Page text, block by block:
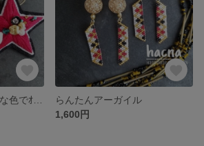
らんたんアーガイル
1,600円